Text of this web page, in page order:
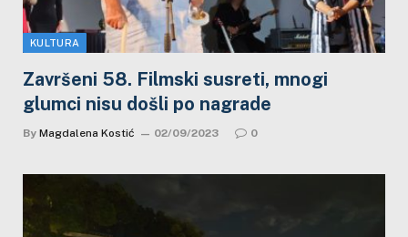
KULTURA
Završeni 58. Filmski susreti, mnogi
glumci nisu došli po nagrade
By Magdalena Kostić 02/09/2023 0